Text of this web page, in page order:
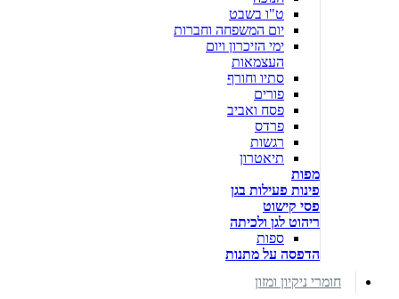
ט"ו בשבט
יום המשפחה וחברות
ימי הזיכרון ויום
העצמאות
סתיו וחורף
פורים
פסח ואביב
פרדס
רגשות
תיאטרון
מפות
פינות פעילות בגן
פסי קישוט
ריהוט לגן ולכיתה
ספות
הדפסה על מתנות
חומרי ניקיון ומזון